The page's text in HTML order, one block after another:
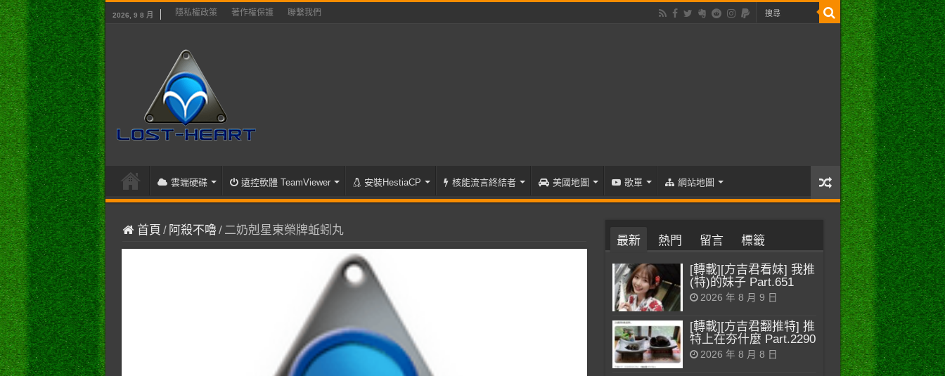
2026, 9 8 月 隱私權政策 著作權保護 聯繫我們
雲端硬碟 遠控軟體 TeamViewer 安裝HestiaCP 核能流言終結者 美國地圖 歌單 網站地圖
首頁 / 阿殺不嚕/ 二奶剋星東榮牌蚯蚓丸
最新 熱門 留言 標籤
[轉載][方吉君看妹] 我推
(特)的妹子 Part.651
2026 年 8 月 9 日
[轉載][方吉君翻推特] 推
特上在夯什麼 Part.2290
2026 年 8 月 8 日